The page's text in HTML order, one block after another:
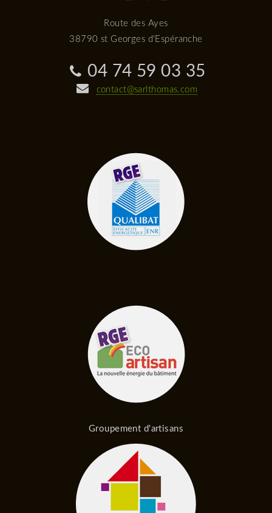
Route des Ayes
38790 st Georges d'Espéranche
04 74 59 03 35
contact@sarlthomas.com
Groupement d'artisans